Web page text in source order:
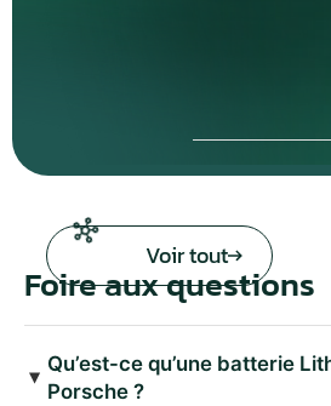
Voir tout
Foire aux questions
Qu’est-ce qu’une batterie
Porsche ?